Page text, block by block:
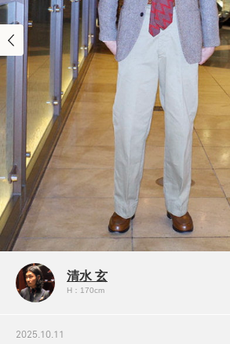
清水 玄
H：170cm
2025.10.11